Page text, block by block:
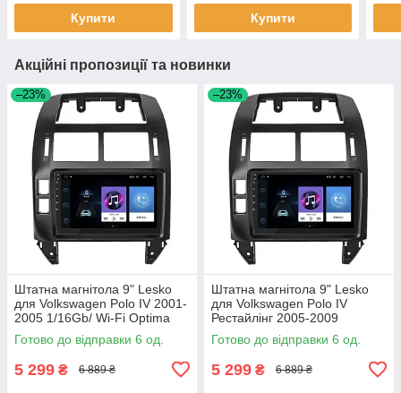
Купити Купити
Акційні пропозиції та новинки
–23%
Штатна магнітола 9" Lesko
для Volkswagen Polo IV 2001-
2005 1/16Gb/ Wi-Fi Optima
Вольксваген 6шт
Готово до відправки 6 од.
5 299 ₴ 6 889 ₴
–23%
Штатна магнітола 9" Lesko
для Volkswagen Polo IV
Рестайлінг 2005-2009
1/16Gb/ Wi-Fi Optima
Вольксваген 6шт
Готово до відправки 6 од.
5 299 ₴ 6 889 ₴